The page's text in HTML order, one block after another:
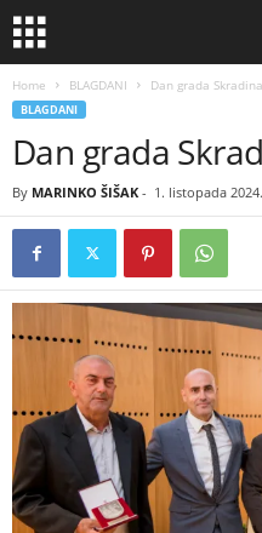
Home BLAGDANI Dan grada
BLAGDANI
Dan grada
By MARINKO ŠIŠAK - 1. listopada 2024.